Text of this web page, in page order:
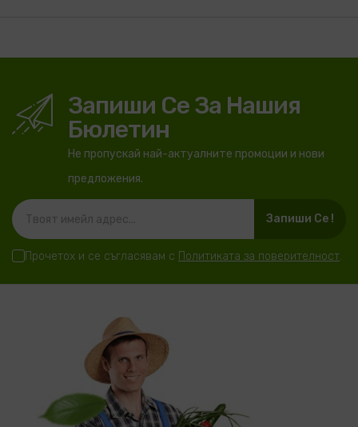
Запиши Се За Нашия
Бюлетин
Не пропускай най-актуалните промоции и нови
предложения.
Запиши Се !
Прочетох и се съгласявам с Политиката за поверителност.